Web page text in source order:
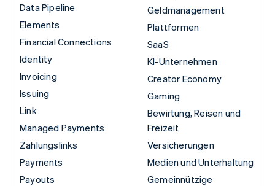
Data Pipeline
Elements
Financial Connections
Identity
Invoicing
Issuing
Link
Managed Payments
Zahlungslinks
Payments
Payouts
Geldmanagement
Plattformen
SaaS
KI-Unternehmen
Creator Economy
Gaming
Bewirtung, Reisen und
Freizeit
Versicherungen
Medien und Unterhaltung
Gemeinnützige